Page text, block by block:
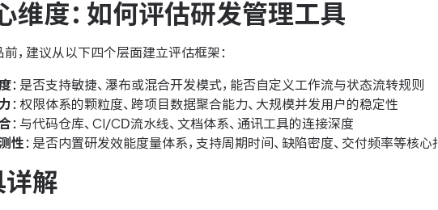
维度：如何评估研发管理工具
，建议从以下四个层面建立评估框架：
：是否支持敏捷、瀑布或混合开发模式，能否自定义工作流与状态流转规则
：权限体系的颗粒度、跨项目数据聚合能力、大规模并发用户的稳定性
：与代码仓库、CI/CD流水线、文档体系、通讯工具的连接深度
性 ：是否内置研发效能度量体系，支持周期时间、缺陷密度、交付频率等核心
详解